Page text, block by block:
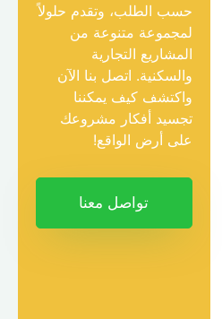
حسب الطلب، وتقدم حلولاً
لمجموعة متنوعة من
المشاريع التجارية
والسكنية. اتصل بنا الآن
واكتشف كيف يمكننا
تجسيد أفكار مشروعك
على أرض الواقع!
تواصل معنا